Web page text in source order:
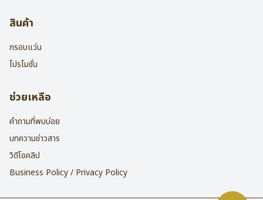
สินค้า
กรอบแว่น
โปรโมชั่น
ช่วยเหลือ
คำถามที่พบบ่อย
บทความข่าวสาร
วิดีโอคลิป
Business Policy / Privacy Policy